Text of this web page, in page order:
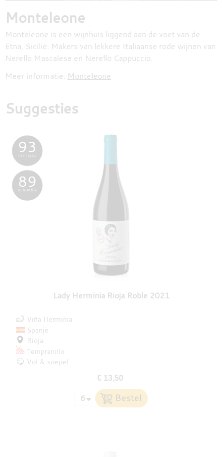
Monteleone
Monteleone is een wijnhuis liggend aan de voet van de
Etna, Sicilië. Makers van lekkere Italiaanse rode wijnen van
Nerello Mascalese en Nerello Cappuccio.
Meer informatie: Monteleone
Suggesties
Lady Herminia Rioja Roble 2021
93
PETIT CLOS
89
GUÍA PEÑIN
Viña Herminia
Spanje
Rioja
Tempranillo
Vol & soepel
€ 13,50